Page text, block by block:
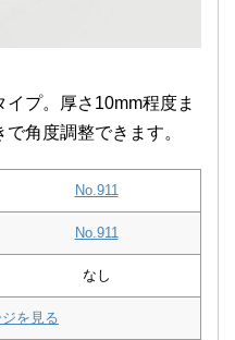
プ。厚さ10mm程度ま
角度調整できます。
No.911
No.911
なし
を見る